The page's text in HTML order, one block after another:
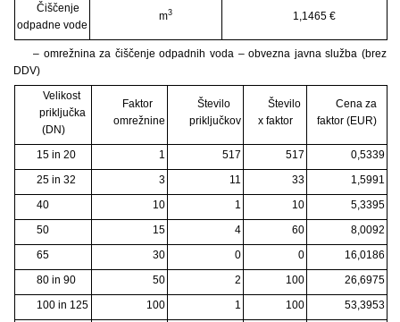
Čiščenje
odpadne vode
m3 1,1465 €
– omrežnina za čiščenje odpadnih voda – obvezna javna služba (brez
DDV)
Velikost
priključka
(DN)
Faktor
omrežnine
Število
priključkov
Število
x faktor
Cena za
faktor (EUR)
15 in 20 1 517 517
0,5339
25 in 32
3 11 33
1,5991
40
10 1 10
5,3395
50
15 4 60
8,0092
65
30 0 0
16,0186
80 in 90
50 2 100
26,6975
100 in 125
100 1 100
53,3953